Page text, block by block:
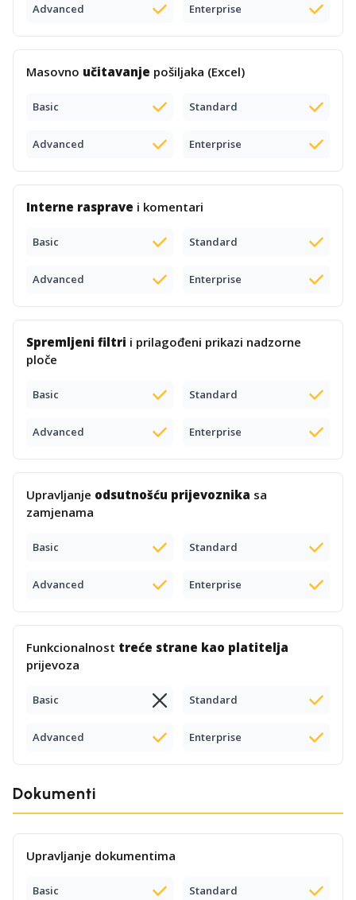
Advanced Enterprise
Masovno učitavanje pošiljaka (Excel)
Basic Standard
Advanced Enterprise
Interne rasprave i komentari
Basic Standard
Advanced Enterprise
Spremljeni filtri i prilagođeni prikazi nadzorne
ploče
Basic Standard
Advanced Enterprise
Upravljanje odsutnošću prijevoznika sa
zamjenama
Basic Standard
Advanced Enterprise
Funkcionalnost treće strane kao platitelja
prijevoza
Basic Standard
Advanced Enterprise
Dokumenti
Upravljanje dokumentima
Basic Standard